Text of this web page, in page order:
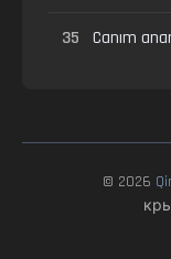
35 Canım
© 2026